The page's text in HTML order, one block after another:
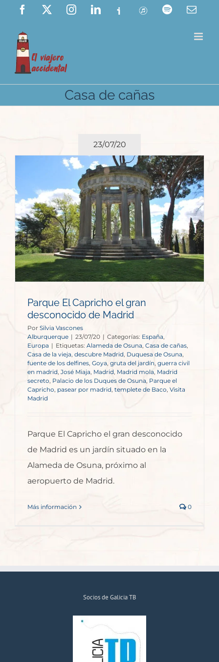
Saltar
contenido
Facebook InstagramLinkedIn
Ivoox ITunes Spotify
Casa de cañas
23/07/20
Parque El Capricho el gran
desconocido de Madrid
Por Silvia Vascones
Alburquerque | 23/07/20 | Categorías: España,
Europa | Etiquetas: Alameda de Osuna, Casa de cañas,
Casa de la vieja, descubre Madrid, Duquesa de Osuna,
fuente de los delfines, Goya, gruta del jardín, guerra civil
en madrid, José Miaja, Madrid, Madrid mola, Madrid
secreto, Palacio de los Duques de Osuna, Parque el
Capricho, pasear por madrid, templete de Baco, Visita
Madrid
Parque El Capricho el gran desconocido
de Madrid es un jardín situado en la
Alameda de Osuna, próximo al
aeropuerto de Madrid.
Más información 0
Socios de Galicia TB